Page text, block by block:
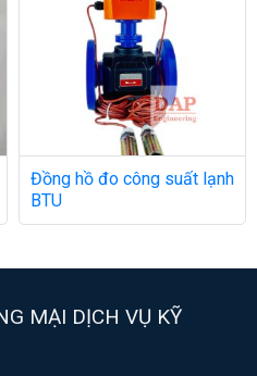
Đồng hồ đo công suất lạnh
BTU
MẠI DỊCH VỤ KỸ